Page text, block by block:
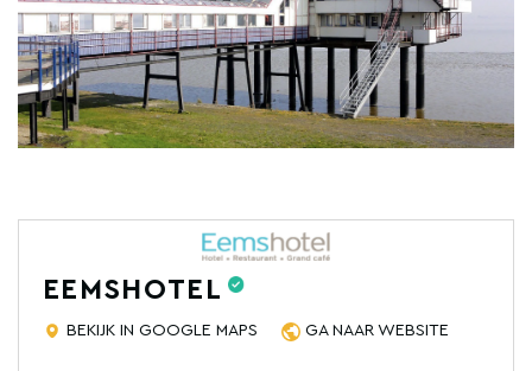
EEMSHOTEL
BEKIJK IN GOOGLE MAPS GA NAAR WEBSITE